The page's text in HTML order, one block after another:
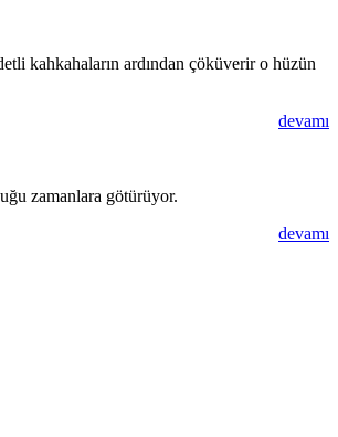
kahkahaların ardından çöküverir o hüzün
devamı
zamanlara götürüyor.
devamı